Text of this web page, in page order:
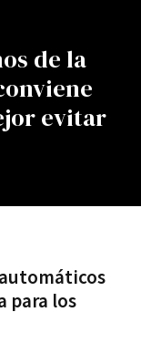
de la
evitar
para los